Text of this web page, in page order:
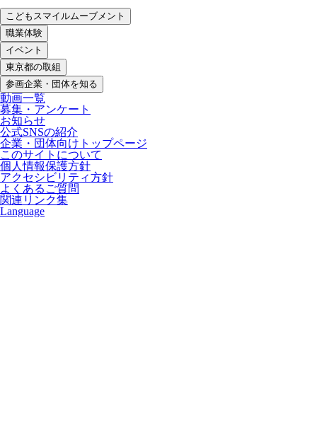
こどもスマイルムーブメント
職業体験
イベント
東京都の取組
参画企業・団体を知る
動画一覧
募集・アンケート
お知らせ
公式SNSの紹介
企業・団体向けトップページ
このサイトについて
個人情報保護方針
アクセシビリティ方針
よくあるご質問
関連リンク集
Language